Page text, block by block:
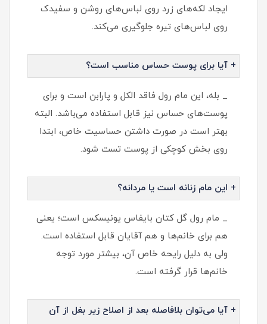
ایجاد لکه‌های زرد روی لباس‌های روشن و سفیدک
روی لباس‌های تیره جلوگیری می‌کند.
+ آیا برای پوست حساس مناسب است؟
_ بله، این مام رول فاقد الکل و پارابن است و برای
پوست‌های حساس نیز قابل استفاده می‌باشد. البته
بهتر است در صورت داشتن حساسیت خاص، ابتدا
روی بخش کوچکی از پوست تست شود.
+ این مام زنانه است یا مردانه؟
_ مام رول گل کتان بایفاس یونیسکس است؛ یعنی
هم برای خانم‌ها و هم آقایان قابل استفاده است.
ولی به دلیل رایحه خاص آن، بیشتر مورد توجه
خانم‌ها قرار گرفته است.
+ آیا می‌توان بلافاصله بعد از اصلاح زیر بغل از آن